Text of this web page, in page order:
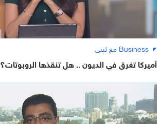
Business مع لبنى
أميركا تغرق في الديون .. هل تنقذها الروبوتات؟